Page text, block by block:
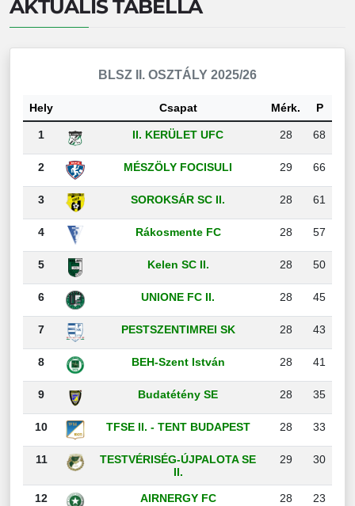
AKTUÁLIS TABELLA
BLSZ II. OSZTÁLY 2025/26
Hely Csapat Mérk. P
1 II. KERÜLET UFC 28 68
2 MÉSZÖLY FOCISULI 29 66
3 SOROKSÁR SC II. 28 61
4 Rákosmente FC 28 57
5 Kelen SC II. 28 50
6 UNIONE FC II. 28 45
7 PESTSZENTIMREI SK 28 43
8 BEH-Szent István 28 41
9 Budatétény SE 28 35
10 TFSE II. - TENT BUDAPEST 28 33
11
TESTVÉRISÉG-ÚJPALOTA SE
II.
29 30
12 AIRNERGY FC 28 23